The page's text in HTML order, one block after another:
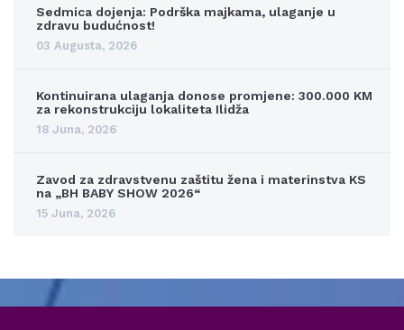
Sedmica dojenja: Podrška majkama, ulaganje u
zdravu budućnost!
03 Augusta, 2026
Kontinuirana ulaganja donose promjene: 300.000 KM
za rekonstrukciju lokaliteta Ilidža
18 Juna, 2026
Zavod za zdravstvenu zaštitu žena i materinstva KS
na „BH BABY SHOW 2026“
15 Juna, 2026